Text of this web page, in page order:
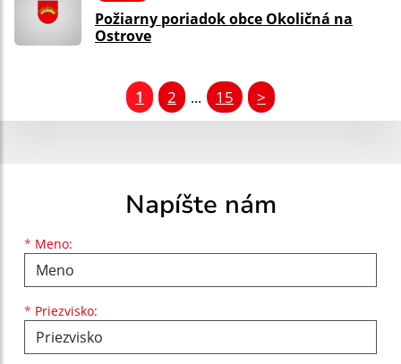
Požiarny poriadok obce Okoličná na
Ostrove
1 2 ... 15 >
Napíšte nám
* Meno:
Meno
* Priezvisko:
Priezvisko
E-mailová adresa